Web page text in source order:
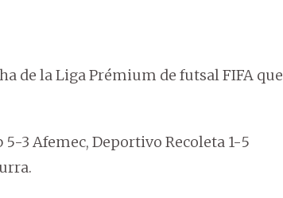
de la Liga Prémium de futsal FIFA que
5-3 Afemec, Deportivo Recoleta 1-5